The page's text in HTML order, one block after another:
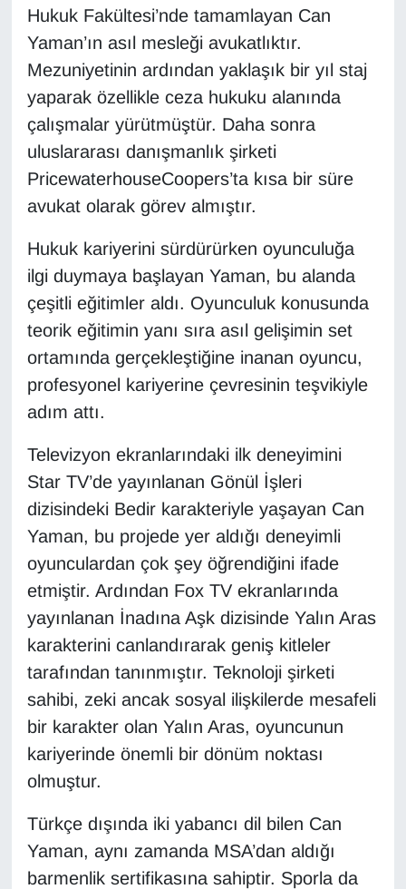
Hukuk Fakültesi’nde tamamlayan Can
Yaman’ın asıl mesleği avukatlıktır.
Mezuniyetinin ardından yaklaşık bir yıl staj
yaparak özellikle ceza hukuku alanında
çalışmalar yürütmüştür. Daha sonra
uluslararası danışmanlık şirketi
PricewaterhouseCoopers’ta kısa bir süre
avukat olarak görev almıştır.
Hukuk kariyerini sürdürürken oyunculuğa
ilgi duymaya başlayan Yaman, bu alanda
çeşitli eğitimler aldı. Oyunculuk konusunda
teorik eğitimin yanı sıra asıl gelişimin set
ortamında gerçekleştiğine inanan oyuncu,
profesyonel kariyerine çevresinin teşvikiyle
adım attı.
Televizyon ekranlarındaki ilk deneyimini
Star TV’de yayınlanan Gönül İşleri
dizisindeki Bedir karakteriyle yaşayan Can
Yaman, bu projede yer aldığı deneyimli
oyunculardan çok şey öğrendiğini ifade
etmiştir. Ardından Fox TV ekranlarında
yayınlanan İnadına Aşk dizisinde Yalın Aras
karakterini canlandırarak geniş kitleler
tarafından tanınmıştır. Teknoloji şirketi
sahibi, zeki ancak sosyal ilişkilerde mesafeli
bir karakter olan Yalın Aras, oyuncunun
kariyerinde önemli bir dönüm noktası
olmuştur.
Türkçe dışında iki yabancı dil bilen Can
Yaman, aynı zamanda MSA’dan aldığı
barmenlik sertifikasına sahiptir. Sporla da
HABERDE İNSAN
İngilizce
Kadın
Kamu Alımları
Kim Kimdir?
Kültür & Sanat
KURDÎ
MAGAZİN
MEDYA
ONE EKONOMİ
POLİTİKA
Resmi İlanlar
RÖPORTAJ
SAĞLIK
Seri İlan
Sinema - TV
SİYASET
SPOR
TEBRİK